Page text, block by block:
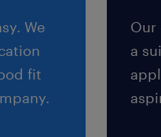
！通勤の場合はガ
We
fit
Our
a